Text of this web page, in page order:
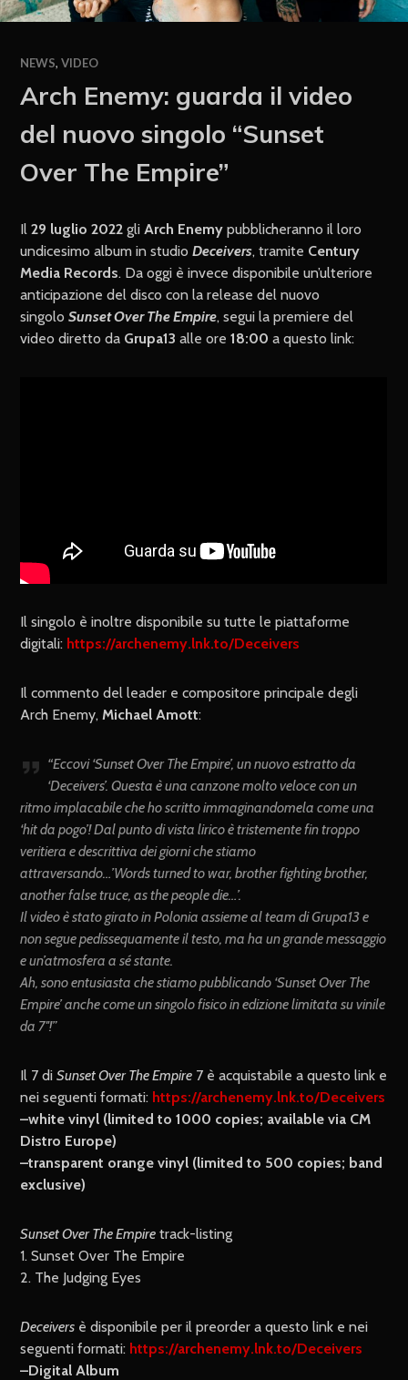
NEWS,VIDEO
Arch Enemy: guarda il video
del nuovo singolo “Sunset
Over The Empire”
Il29 luglio 2022 gli Arch Enemy pubblicheranno il loro
undicesimo album in studioDeceivers, tramite Century
Media Records. Da oggi è invece disponibile un’ulteriore
anticipazione del disco con la release del nuovo
singoloSunset Over The Empire, segui la premiere del
video diretto da Grupa13 alle ore18:00 a questo link:
Il singolo è inoltre disponibile su tutte le piattaforme
digitali: https://archenemy.lnk.to/Deceivers
Il commento del leader e compositore principale degli
Arch Enemy, Michael Amott:
“Eccovi ‘Sunset Over The Empire’, un nuovo estratto da
‘Deceivers’. Questa è una canzone molto veloce con un
ritmo implacabile che ho scritto immaginandomela come una
‘hit da pogo’! Dal punto di vista lirico è tristemente fin troppo
veritiera e descrittiva dei giorni che stiamo
attraversando…’Words turned to war, brother fighting brother,
another false truce, as the people die…’.
Il video è stato girato in Polonia assieme al team di Grupa13 e
non segue pedissequamente il testo, ma ha un grande messaggio
e un’atmosfera a sé stante.
Ah, sono entusiasta che stiamo pubblicando ‘Sunset Over The
Empire’ anche come un singolo fisico in edizione limitata su vinile
da 7″!”
Il 7 diSunset Over The Empire 7 è acquistabile a questo link e
nei seguenti formati: https://archenemy.lnk.to/Deceivers
–white vinyl (limited to 1000 copies; available via CM
Distro Europe)
–transparent orange vinyl (limited to 500 copies; band
exclusive)
Sunset Over The Empire track-listing
1. Sunset Over The Empire
2. The Judging Eyes
Deceivers è disponibile per il preorder a questo link e nei
seguenti formati: https://archenemy.lnk.to/Deceivers
–Digital Album